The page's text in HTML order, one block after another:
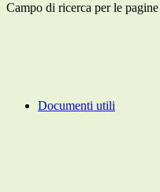
Campo di ricerca per le
Documenti utili